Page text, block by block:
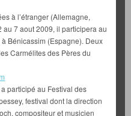
à l’étranger (Allemagne,
7 aout 2009, il participera au
Bénicassim (Espagne). Deux
Carmélites des Pères du
participé au Festival des
festival dont la direction
compositeur et musicien